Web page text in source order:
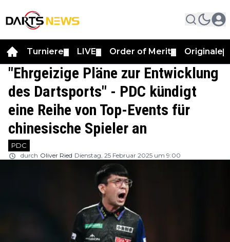
Turniere LIVE Order of Merit Originale
"Ehrgeizige Pläne zur Entwicklung
des Dartsports" - PDC kündigt
eine Reihe von Top-Events für
chinesische Spieler an
PDC
durch Oliver Ried Dienstag, 25 Februar 2025 um 9:00